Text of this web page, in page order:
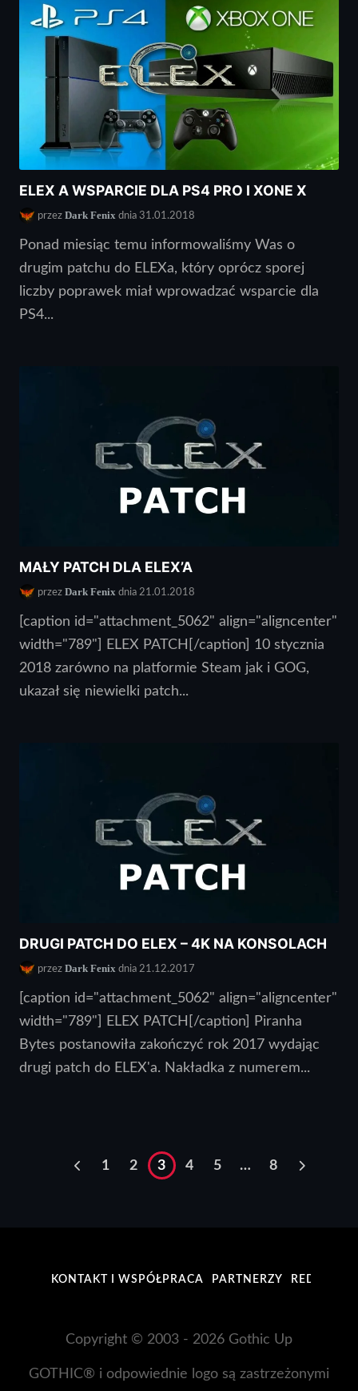
ELEX A WSPARCIE DLA PS4 PRO I XONE X
przez Dark Fenix dnia 31.01.2018
Ponad miesiąc temu informowaliśmy Was o
drugim patchu do ELEXa, który oprócz sporej
liczby poprawek miał wprowadzać wsparcie dla
PS4...
MAŁY PATCH DLA ELEX’A
przez Dark Fenix dnia 21.01.2018
[caption id="attachment_5062" align="aligncenter"
width="789"] ELEX PATCH[/caption] 10 stycznia
2018 zarówno na platformie Steam jak i GOG,
ukazał się niewielki patch...
DRUGI PATCH DO ELEX – 4K NA KONSOLACH
przez Dark Fenix dnia 21.12.2017
[caption id="attachment_5062" align="aligncenter"
width="789"] ELEX PATCH[/caption] Piranha
Bytes postanowiła zakończyć rok 2017 wydając
drugi patch do ELEX'a. Nakładka z numerem...
1 2 3 4 5 … 8
KONTAKT I WSPÓŁPRACA PARTNERZY REDAKCJA
Copyright © 2003 - 2026 Gothic Up
GOTHIC® i odpowiednie logo są zastrzeżonymi